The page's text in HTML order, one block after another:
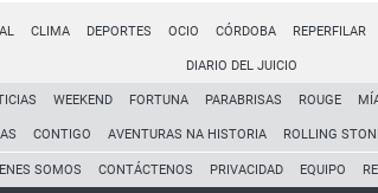
CLIMA DEPORTES OCIO CÓRDOBA REPERFILAR
DIARIO DEL JUICIO
WEEKEND FORTUNA PARABRISAS ROUGE
CONTIGO AVENTURAS NA HISTORIA ROLLING
SOMOS CONTÁCTENOS PRIVACIDAD EQUIPO